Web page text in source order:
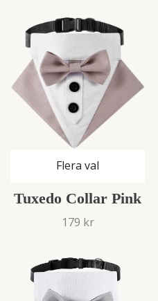
Flera val
Tuxedo Collar Pink
179 kr